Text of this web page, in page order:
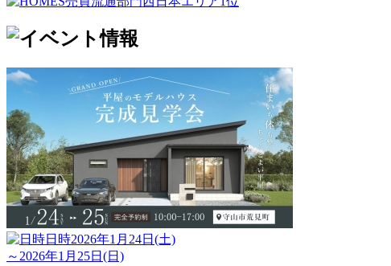
日時2026年1月24日(土)
～2026年1月25日(日)